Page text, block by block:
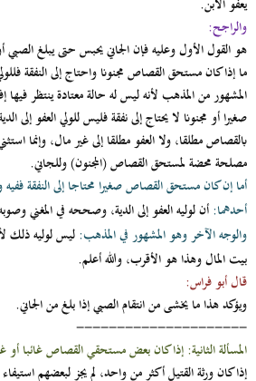
يعفو الابن.
والراجح:
هو القول الأول وعليه فإن الجاني يحبس حتى يبلغ الصبي
ما إذا كان مستحق القصاص مجنونا واحتاج إلى النفقة
المشهور من المذهب لأنه ليس له حالة معتادة ينتظر فيها
صغيرا أو مجنونا لا يحتاج إلى نفقة فليس للولي العفو إلى
بالقصاص مطلقا، ولا العفو مطلقا إلى غير مال، وإنما
مصلحة محضة لمستحق القصاص (المجنون) وللجاني.
أما إن كان مستحق القصاص صغيرا محتاجا إلى النفقة
أحدهما:أن لوليه العفو إلى الدية، وصححه في المغني
والوجه الآخر وهو المشهور في المذهب:ليس لوليه ذلك
بيت المال وهذا هو الأقرب، والله أعلم.
قال أبو فراس:
ويؤكد هذا ما يخشى من انتقام الصبي إذا بلغ من الجاني.
---------------------
المسألة الثانية: إذا كان بعض مستحقي القصاص غائبا
إذا كان ورثة القتيل أكثر من واحد، لم يجز لبعضهم